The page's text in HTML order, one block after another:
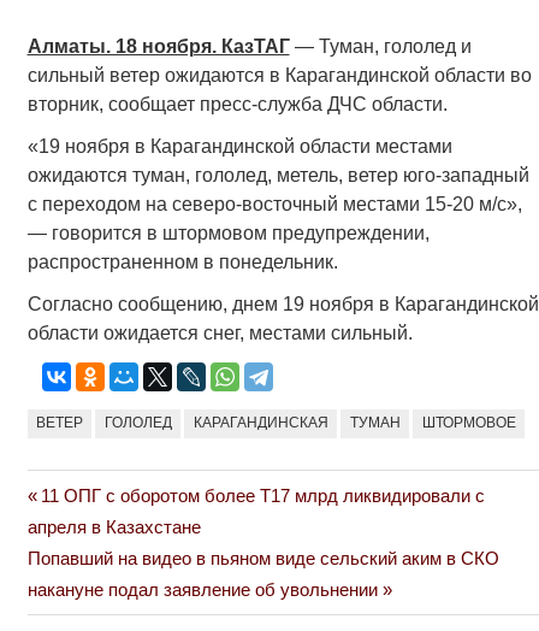
Алматы. 18 ноября. КазТАГ— Туман, гололед и
сильный ветер ожидаются в Карагандинской области во
вторник, сообщает пресс-служба ДЧС области.
«19 ноября в Карагандинской области местами
ожидаются туман, гололед, метель, ветер юго-западный
с переходом на северо-восточный местами 15-20 м/с»,
— говорится в штормовом предупреждении,
распространенном в понедельник.
Согласно сообщению, днем 19 ноября в Карагандинской
области ожидается снег, местами сильный.
ВЕТЕР ГОЛОЛЕД КАРАГАНДИНСКАЯ ТУМАН ШТОРМОВОЕ
Навигация
по
записям
Previous
Post:
11 ОПГ с оборотом более Т17 млрд ликвидировали с
апреля в Казахстане
Next
Post:
Попавший на видео в пьяном виде сельский аким в СКО
накануне подал заявление об увольнении